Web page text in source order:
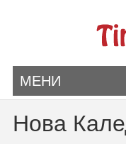
МЕНИ
Нова